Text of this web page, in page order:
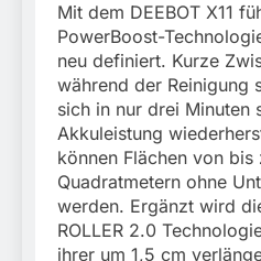
Mit dem DEEBOT X11
PowerBoost-
neu definiert. Kurze
während der Reinigung
sich in nur drei Minuten
Akkuleistung
können Flächen von bis
Quadratmetern ohne
werden. Ergänzt wird
ROLLER 2.0
ihrer um 1,5 cm